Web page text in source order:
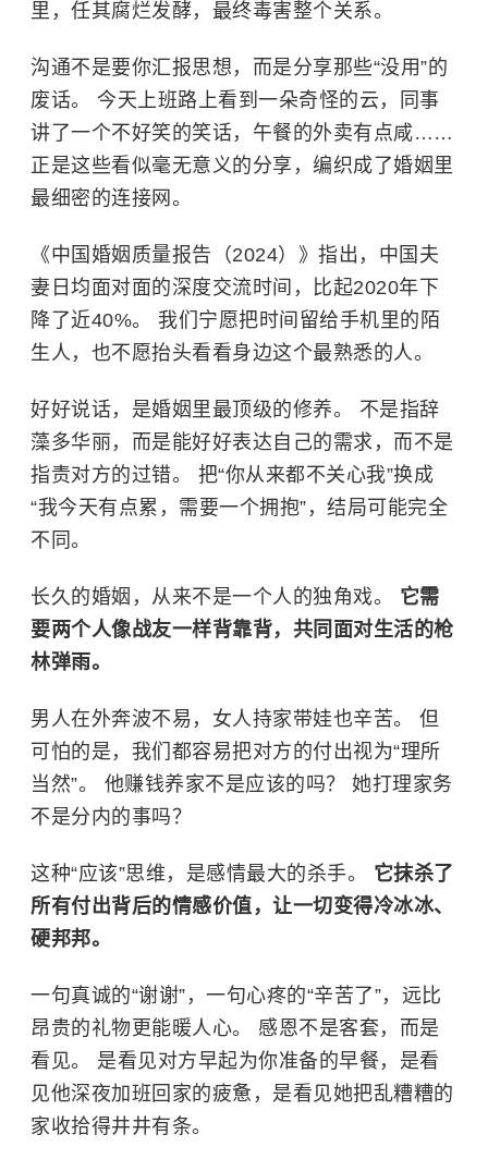
里，任其腐烂发酵，最终毒害整个关系。
沟通不是要你汇报思想，而是分享那些“没用”的
废话。 今天上班路上看到一朵奇怪的云，同事
讲了一个不好笑的笑话，午餐的外卖有点咸……
正是这些看似毫无意义的分享，编织成了婚姻里
最细密的连接网。
《中国婚姻质量报告（2024）》指出，中国夫
妻日均面对面的深度交流时间，比起2020年下
降了近40%。 我们宁愿把时间留给手机里的陌
生人，也不愿抬头看看身边这个最熟悉的人。
好好说话，是婚姻里最顶级的修养。 不是指辞
藻多华丽，而是能好好表达自己的需求，而不是
指责对方的过错。 把“你从来都不关心我”换成
“我今天有点累，需要一个拥抱”，结局可能完全
不同。
长久的婚姻，从来不是一个人的独角戏。 它需
要两个人像战友一样背靠背，共同面对生活的枪
林弹雨。
男人在外奔波不易，女人持家带娃也辛苦。 但
可怕的是，我们都容易把对方的付出视为“理所
当然”。 他赚钱养家不是应该的吗？ 她打理家务
不是分内的事吗？
这种“应该”思维，是感情最大的杀手。 它抹杀了
所有付出背后的情感价值，让一切变得冷冰冰、
硬邦邦。
一句真诚的“谢谢”，一句心疼的“辛苦了”，远比
昂贵的礼物更能暖人心。 感恩不是客套，而是
看见。 是看见对方早起为你准备的早餐，是看
见他深夜加班回家的疲惫，是看见她把乱糟糟的
家收拾得井井有条。